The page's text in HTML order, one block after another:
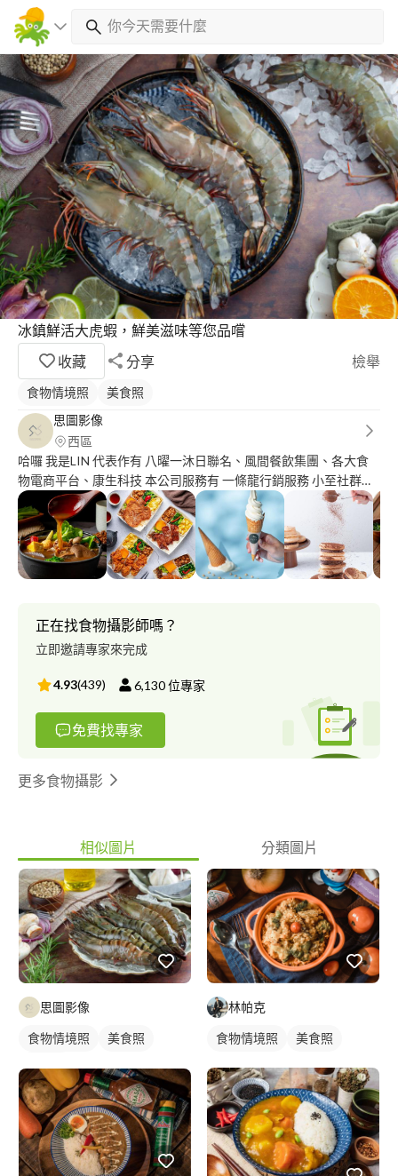
冰鎮鮮活大虎蝦，鮮美滋味等您品嚐
收藏
分享 檢舉
食物情境照
美食照
思圖影像
西區
哈囉 我是LIN 代表作有 八曜一沐日聯名、風間餐飲集團、各大食
物電商平台、康生科技 本公司服務有 一條龍行銷服務 小至社群小
編 大至活動統籌 平面攝影服務 食物攝影 食物造型 其他攝影服務亦
可諮詢 相機攝影教學，棚燈教學，閃光燈教學 拍攝品項量少產品
可郵寄至棚內拍攝 - 不管您是想增加電商平台上的美美照或是店面
裡外的輸出海報菜單，擁有配合的食物造型師 讓您不用再為了食
物本身不好看而煩惱 為您的食物拍出垂涎欲滴的照片? 專業的東西
需求表單 才能更進一步瞭解您的需求
https://forms.gle/vQXEok9LqeXLEorG9
正在找食物攝影師嗎？
立即邀請專家來完成
4.93(439) 6,130位專家
免費找專家
更多食物攝影
相似圖片 分類圖片
思圖影像
食物情境照
美食照
林帕克
食物情境照 美食照